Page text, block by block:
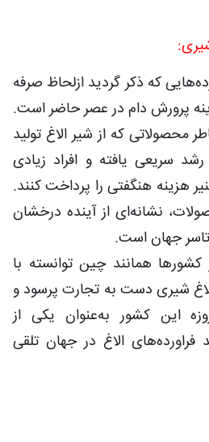
که ذکر گردید ازلحاظ صرفه
پرورش دام در عصر حاضر است.
محصولاتی که از شیر الاغ تولید
سریعی یافته و افراد زیادی
هزینه هنگفتی را پرداخت کنند.
نشانه‌ای از آینده درخشان
جهان است.
همانند چین توانسته با
شیری دست به تجارت پرسود و
این کشور به‌عنوان یکی از
الاغ در جهان تلقی